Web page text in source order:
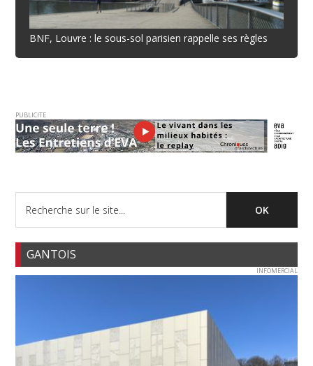
BNF, Louvre : le sous-sol parisien rappelle ses règles
PUBLICITE
GANTOIS
INFOMERCIAL